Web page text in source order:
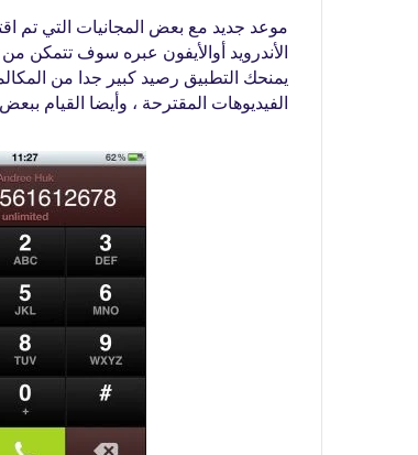
موعد جديد مع بعض المجانيات التي تم
الأندرويد أوالأيفون عبره سوف تتمكن
يمنحك التطبيق رصيد كبير جدا من
الفيديوهات المقترحة ، وأيضا القيام